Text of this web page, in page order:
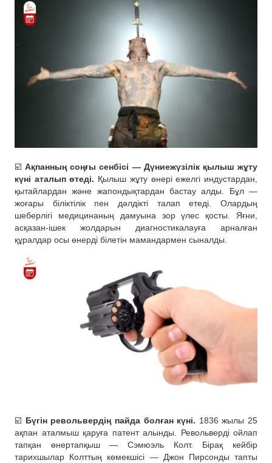
☑️Ақпанның соңғы сенбісі — Дүниежүзілік қылыш жұту
күні аталып өтеді. Қылыш жұту өнері ежелгі индустардан,
қытайлардан және жапондықтардан бастау алды. Бұл —
жоғары біліктілік пен дәлдікті талап етеді. Олардың
шеберлігі медицинаның дамуына зор үлес қосты. Яғни,
асқазан-ішек жолдарын диагностикалауға арналған
құралдар осы өнерді білетін мамандармен сыналды.
☑️ Бүгін револьвердің пайда болған күні. 1836 жылы 25
ақпан аталмыш қаруға патент алынды. Револьверді ойлап
тапқан өнертапқыш — Сэмюэль Колт. Бірақ кейбір
тарихшылар Колттың көмекшісі — Джон Пирсонды тапты